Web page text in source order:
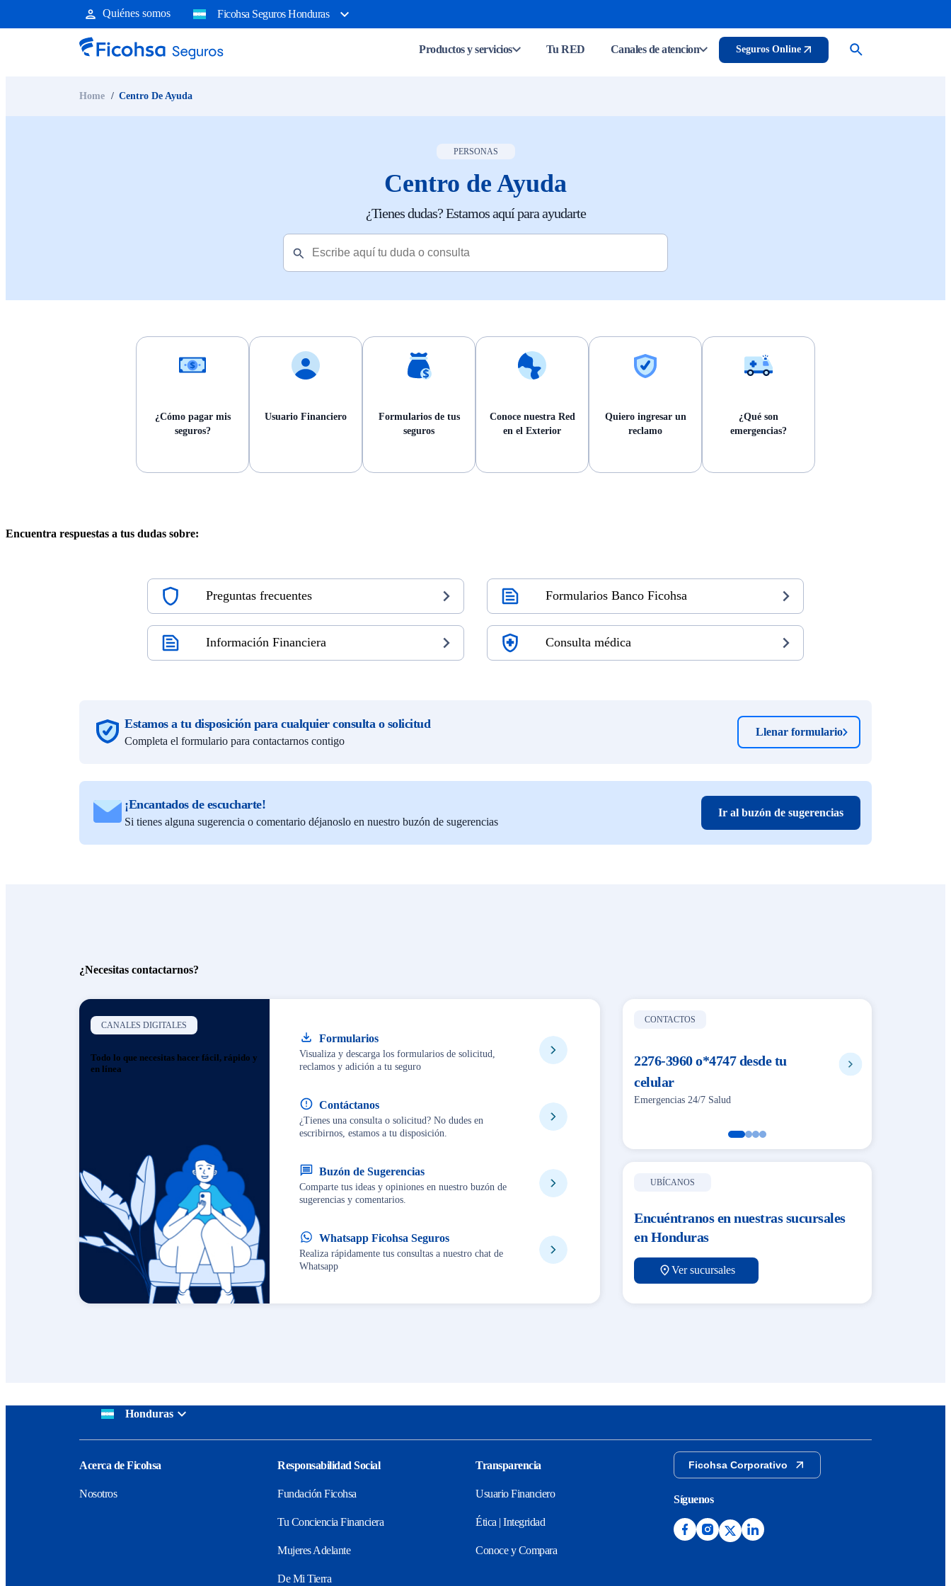
Quiénes somos Ficohsa Seguros Honduras
Productos y servicios Tu RED Canales de atencion Seguros Online
Home Centro De Ayuda
PERSONAS
Centro de Ayuda
¿Tienes dudas? Estamos aquí para ayudarte
¿Cómo pagar mis
seguros?
Usuario Financiero
Formularios de tus
seguros
Conoce nuestra Red
en el Exterior
Quiero ingresar un
reclamo
¿Qué son
emergencias?
Encuentra respuestas a tus dudas sobre:
Preguntas frecuentes Formularios Banco Ficohsa
Información Financiera Consulta médica
Estamos a tu disposición para cualquier consulta o solicitud
Completa el formulario para contactarnos contigo
Llenar formulario
¡Encantados de escucharte!
Si tienes alguna sugerencia o comentario déjanoslo en nuestro buzón de sugerencias
Ir al buzón de sugerencias
¿Necesitas contactarnos?
CANALES DIGITALES
Todo lo que necesitas hacer fácil, rápido y
en línea
Formularios
Visualiza y descarga los formularios de solicitud,
reclamos y adición a tu seguro
Contáctanos
¿Tienes una consulta o solicitud? No dudes en
escribirnos, estamos a tu disposición.
Buzón de Sugerencias
Comparte tus ideas y opiniones en nuestro buzón de
sugerencias y comentarios.
Whatsapp Ficohsa Seguros
Realiza rápidamente tus consultas a nuestro chat de
Whatsapp
CONTACTOS
2276-3960 o*4747 desde tu
celular
Emergencias 24/7 Salud
UBÍCANOS
Encuéntranos en nuestras sucursales
en Honduras
Ver sucursales
Honduras
Acerca de Ficohsa
Nosotros
Responsabilidad Social
Fundación Ficohsa
Tu Conciencia Financiera
Mujeres Adelante
De Mi Tierra
Transparencia
Usuario Financiero
Ética | Integridad
Conoce y Compara
Ficohsa Corporativo
Síguenos